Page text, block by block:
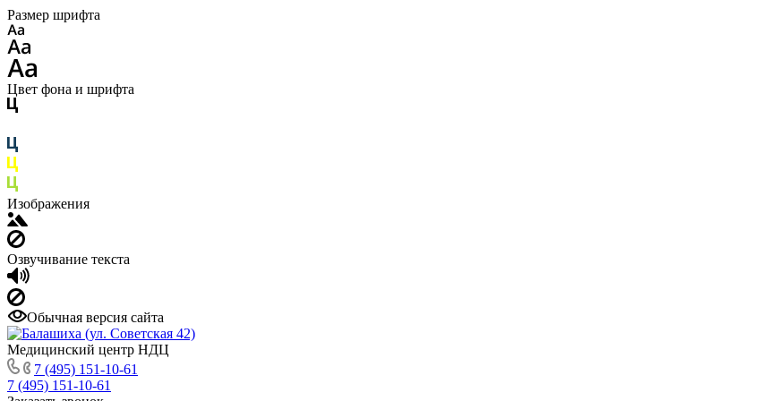
Размер шрифта
Цвет фона и шрифта
Изображения
Озвучивание текста
Обычная версия сайта
Медицинский центр НДЦ
7 (495) 151-10-61
7 (495) 151-10-61